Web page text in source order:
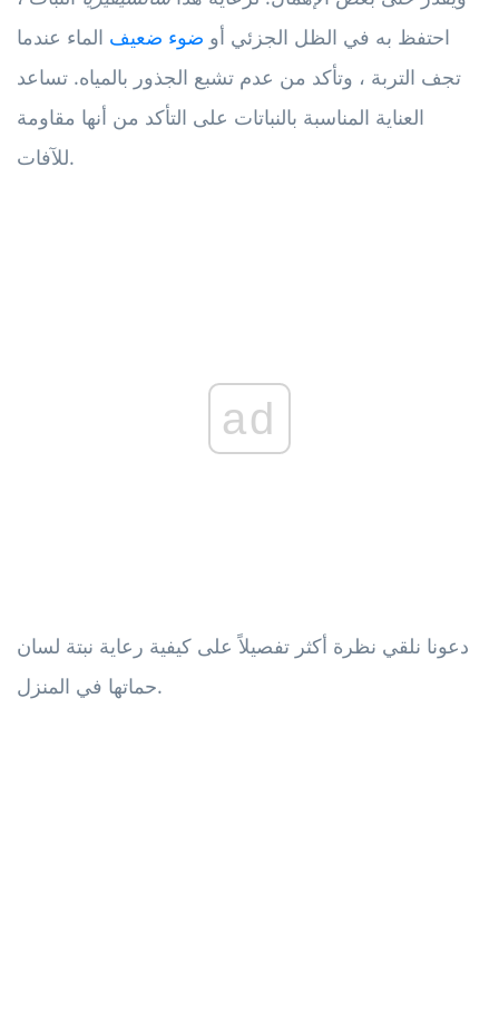
احتفظ به في الظل الجزئي أو ضوء ضعيف الماء عندما
تجف التربة ، وتأكد من عدم تشبع الجذور بالمياه. تساعد
العناية المناسبة بالنباتات على التأكد من أنها مقاومة
للآفات.
ad
دعونا نلقي نظرة أكثر تفصيلاً على كيفية رعاية نبتة لسان
حماتها في المنزل.